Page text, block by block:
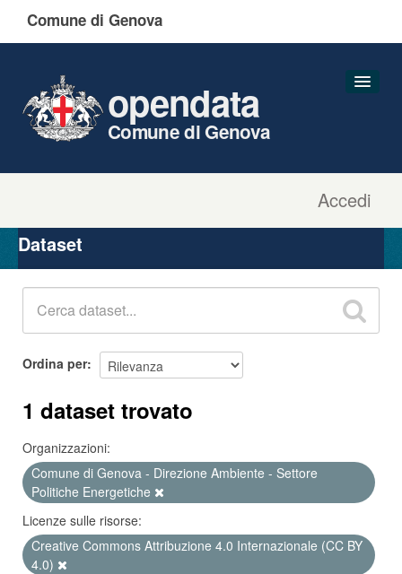
Comune di Genova
Accedi
opendata
Comune di Genova
Organizzazioni
Gruppi
Dataset
Ordina per
1 dataset trovato
Organizzazioni:
Comune di Genova - Direzione Ambiente - Settore
Politiche Energetiche
Licenze sulle risorse:
Creative Commons Attribuzione 4.0 Internazionale (CC BY
4.0)